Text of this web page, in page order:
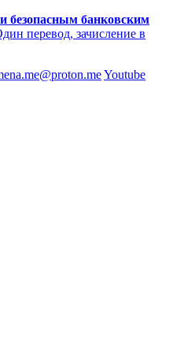
банковским
перевод, зачисление в
Youtube